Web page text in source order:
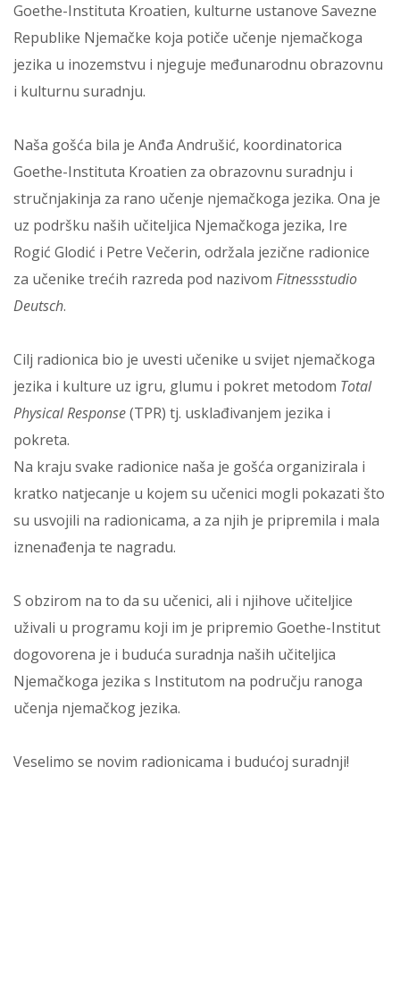
Goethe-Instituta Kroatien, kulturne ustanove Savezne
Republike Njemačke koja potiče učenje njemačkoga
jezika u inozemstvu i njeguje međunarodnu obrazovnu
i kulturnu suradnju.
Naša gošća bila je Anđa Andrušić, koordinatorica
Goethe-Instituta Kroatien za obrazovnu suradnju i
stručnjakinja za rano učenje njemačkoga jezika. Ona je
uz podršku naših učiteljica Njemačkoga jezika, Ire
Rogić Glodić i Petre Večerin, održala jezične radionice
za učenike trećih razreda pod nazivom Fitnessstudio
Deutsch.
Cilj radionica bio je uvesti učenike u svijet njemačkoga
jezika i kulture uz igru, glumu i pokret metodom Total
Physical Response(TPR) tj. usklađivanjem jezika i
pokreta.
Na kraju svake radionice naša je gošća organizirala i
kratko natjecanje u kojem su učenici mogli pokazati što
su usvojili na radionicama, a za njih je pripremila i mala
iznenađenja te nagradu.
S obzirom na to da su učenici, ali i njihove učiteljice
uživali u programu koji im je pripremio Goethe-Institut
dogovorena je i buduća suradnja naših učiteljica
Njemačkoga jezika s Institutom na području ranoga
učenja njemačkog jezika.
Veselimo se novim radionicama i budućoj suradnji!